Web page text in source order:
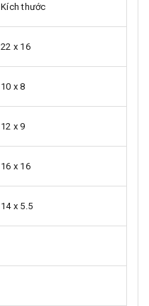
Kích thước
22 x 16
10 x 8
12 x 9
16 x 16
14 x 5.5